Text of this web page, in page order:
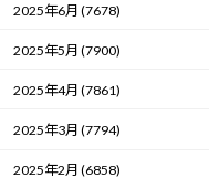
2025年6月 (7678)
2025年5月 (7900)
2025年4月 (7861)
2025年3月 (7794)
2025年2月 (6858)